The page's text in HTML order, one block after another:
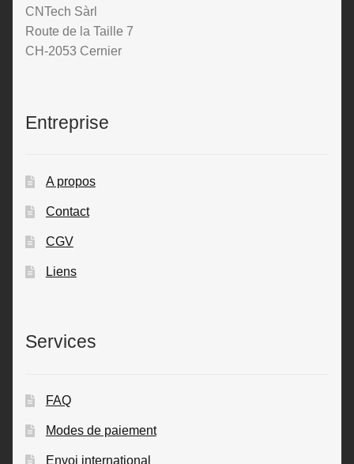
CNTech Sàrl
Route de la Taille 7
CH-2053 Cernier
Entreprise
A propos
Contact
CGV
Liens
Services
FAQ
Modes de paiement
Envoi international